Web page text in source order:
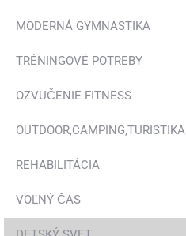
MODERNÁ GYMNASTIKA
TRÉNINGOVÉ POTREBY
OZVUČENIE FITNESS
OUTDOOR,CAMPING,TURISTIKA
REHABILITÁCIA
VOĽNÝ ČAS